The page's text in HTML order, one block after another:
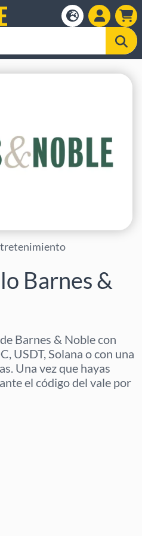
Barnes &
Barnes & Noble con
USDT, Solana o con una
Una vez que hayas
el código del vale por